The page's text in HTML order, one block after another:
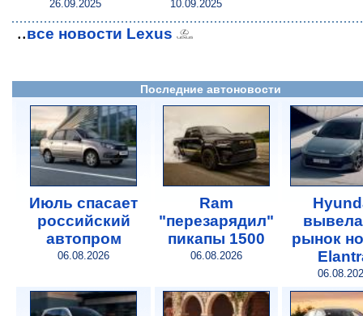
26.09.2025 10.09.2025
..все новости Lexus
Последние автоновости
Июль спасает
российский
автопром
06.08.2026
Ram
"перезарядил"
пикапы 1500
06.08.2026
рынок